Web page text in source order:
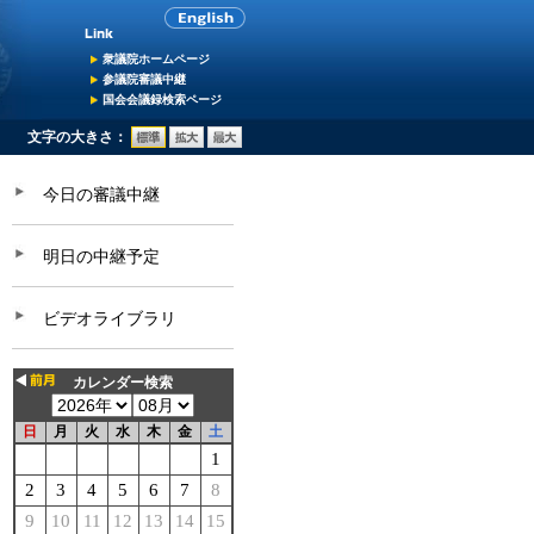
衆議院ホームページ
参議院審議中継
国会会議録検索ページ
文字の大きさ：
今日の審議中継
明日の中継予定
ビデオライブラリ
カレンダー検索
日 月 火 水 木 金 土
1
2
3 4 5 6 7
8
9
10 11 12 13 14
15